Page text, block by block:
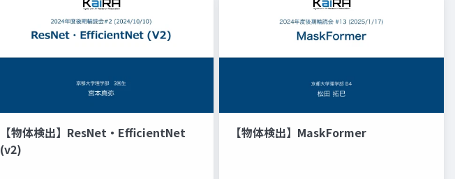
【物体検出】ResNet・EfficientNet
(v2)
【物体検出】MaskFormer